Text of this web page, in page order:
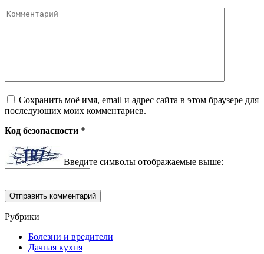
Комментарий
Сохранить моё имя, email и адрес сайта в этом браузере для
последующих моих комментариев.
Код безопасности *
Введите символы отображаемые выше:
Рубрики
Болезни и вредители
Дачная кухня